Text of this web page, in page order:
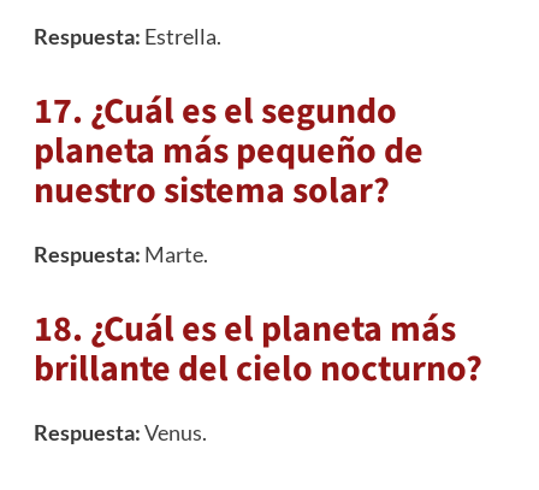
Respuesta: Estrella.
17. ¿Cuál es el segundo
planeta más pequeño de
nuestro sistema solar?
Respuesta: Marte.
18. ¿Cuál es el planeta más
brillante del cielo nocturno?
Respuesta:Venus.